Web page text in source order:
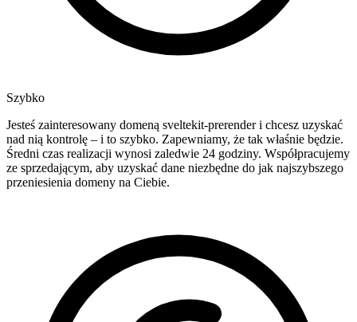
Szybko
Jesteś zainteresowany domeną sveltekit-prerender i chcesz uzyskać
nad nią kontrolę – i to szybko. Zapewniamy, że tak właśnie będzie.
Średni czas realizacji wynosi zaledwie 24 godziny. Współpracujemy
ze sprzedającym, aby uzyskać dane niezbędne do jak najszybszego
przeniesienia domeny na Ciebie.